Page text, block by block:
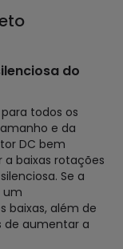
do
todos os
e da
DC bem
a baixas rotações
Se a
um
baixas, além de
de aumentar a